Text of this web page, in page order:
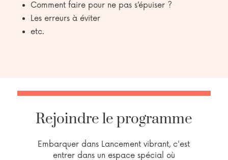
Comment faire pour ne pas s’épuiser ?
Les erreurs à éviter
etc.
Rejoindre le programme
Embarquer dans Lancement vibrant, c'est
entrer dans un espace spécial où